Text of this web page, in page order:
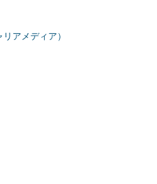
アメディア）